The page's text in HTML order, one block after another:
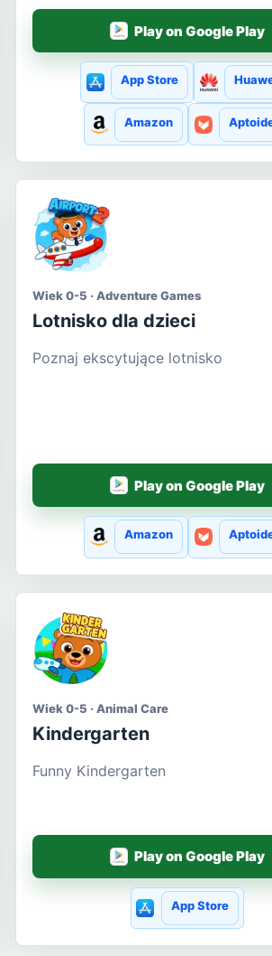
Play on Google Play
App Store
Amazon
Wiek 0-5 · Adventure Games
Lotnisko dla dzieci
Poznaj ekscytujące lotnisko
Play on Google Play
Amazon
Wiek 0-5 · Animal Care
Kindergarten
Funny Kindergarten
Play on Google Play
App Store